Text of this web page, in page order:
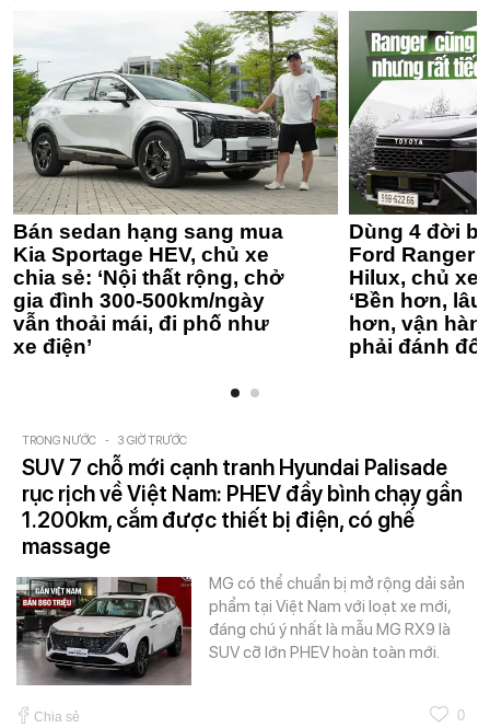
Bán sedan hạng sang mua
Kia Sportage HEV, chủ xe
chia sẻ: ‘Nội thất rộng, chở
gia đình 300-500km/ngày
vẫn thoải mái, đi phố như
xe điện’
Dùng 4 đời
Ford Ranger
Hilux, chủ xe
‘Bền hơn,
hơn, vận
phải đánh
TRONG NƯỚC - 3 GIỜ TRƯỚC
SUV 7 chỗ mới cạnh tranh Hyundai Palisade
rục rịch về Việt Nam: PHEV đầy bình chạy gần
1.200km, cắm được thiết bị điện, có ghế
massage
MG có thể chuẩn bị mở rộng dải sản
phẩm tại Việt Nam với loạt xe mới,
đáng chú ý nhất là mẫu MG RX9 là
SUV cỡ lớn PHEV hoàn toàn mới.
Chia sẻ 0